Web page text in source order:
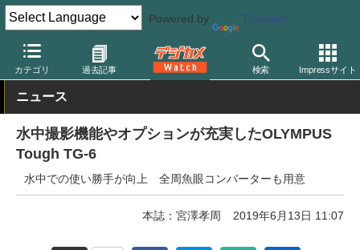
Powered by Translate
カテゴリ 過去記事 検索 Impressサイト
デジカメ Watch カメラ レンズ一体型（コンパクト）カメラ オ
ニュース
水中撮影機能やオプションが充実したOLYMPUS
Tough TG-6
水中での使い勝手が向上 全周魚眼コンバーターも用意
本誌：宮澤孝周 2019年6月13日 11:07